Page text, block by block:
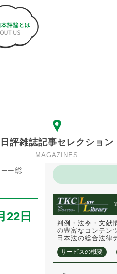
日評雑誌記事セレクション
MAGAZINES
──総
22日
判例・法令・文献
の豊富なコンテン
日本法の総合法律
サービスの概要